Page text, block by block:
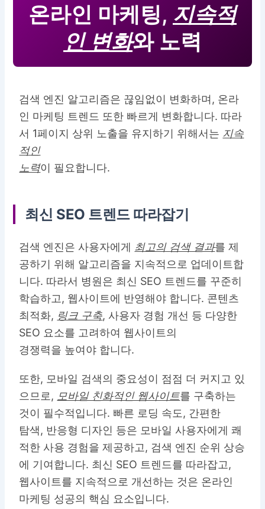
온라인 마케팅, 지속적
인 변화와 노력
검색 엔진 알고리즘은 끊임없이 변화하며, 온라
인 마케팅 트렌드 또한 빠르게 변화합니다. 따라
서 1페이지 상위 노출을 유지하기 위해서는 지속
적인
노력이 필요합니다.
최신 SEO 트렌드 따라잡기
검색 엔진은 사용자에게 최고의 검색 결과를 제
공하기 위해 알고리즘을 지속적으로 업데이트합
니다. 따라서 병원은 최신 SEO 트렌드를 꾸준히
학습하고, 웹사이트에 반영해야 합니다. 콘텐츠
최적화, 링크 구축, 사용자 경험 개선 등 다양한
SEO 요소를 고려하여 웹사이트의
경쟁력을 높여야 합니다.
또한, 모바일 검색의 중요성이 점점 더 커지고 있
으므로, 모바일 친화적인 웹사이트를 구축하는
것이 필수적입니다. 빠른 로딩 속도, 간편한
탐색, 반응형 디자인 등은 모바일 사용자에게 쾌
적한 사용 경험을 제공하고, 검색 엔진 순위 상승
에 기여합니다. 최신 SEO 트렌드를 따라잡고,
웹사이트를 지속적으로 개선하는 것은 온라인
마케팅 성공의 핵심 요소입니다.